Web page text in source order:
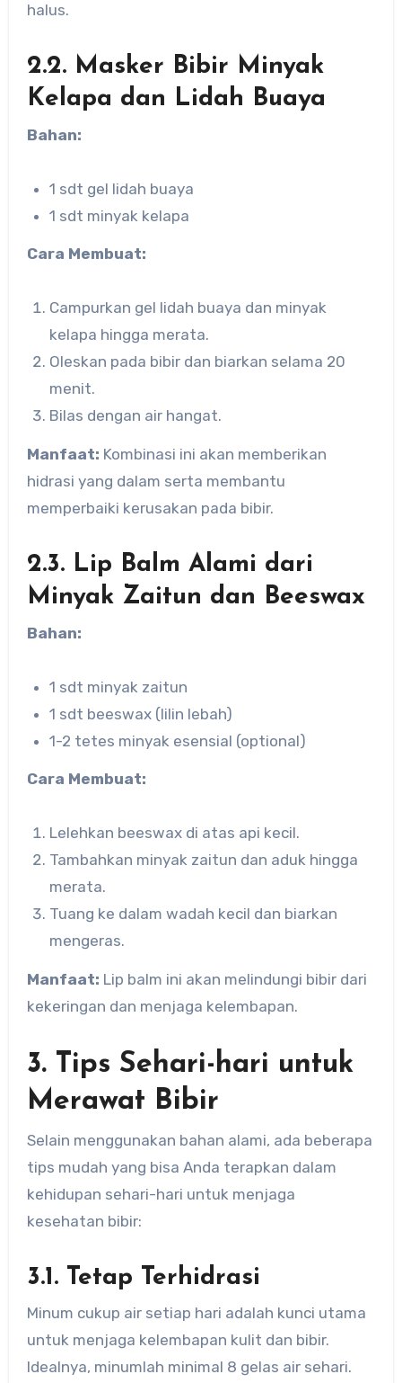
halus.
2.2. Masker Bibir Minyak
Kelapa dan Lidah Buaya
Bahan:
1 sdt gel lidah buaya
1 sdt minyak kelapa
Cara Membuat:
Campurkan gel lidah buaya dan minyak
kelapa hingga merata.
Oleskan pada bibir dan biarkan selama 20
menit.
Bilas dengan air hangat.
Manfaat: Kombinasi ini akan memberikan
hidrasi yang dalam serta membantu
memperbaiki kerusakan pada bibir.
2.3. Lip Balm Alami dari
Minyak Zaitun dan Beeswax
Bahan:
1 sdt minyak zaitun
1 sdt beeswax (lilin lebah)
1-2 tetes minyak esensial (optional)
Cara Membuat:
Lelehkan beeswax di atas api kecil.
Tambahkan minyak zaitun dan aduk hingga
merata.
Tuang ke dalam wadah kecil dan biarkan
mengeras.
Manfaat: Lip balm ini akan melindungi bibir dari
kekeringan dan menjaga kelembapan.
3. Tips Sehari-hari untuk
Merawat Bibir
Selain menggunakan bahan alami, ada beberapa
tips mudah yang bisa Anda terapkan dalam
kehidupan sehari-hari untuk menjaga
kesehatan bibir:
3.1. Tetap Terhidrasi
Minum cukup air setiap hari adalah kunci utama
untuk menjaga kelembapan kulit dan bibir.
Idealnya, minumlah minimal 8 gelas air sehari.